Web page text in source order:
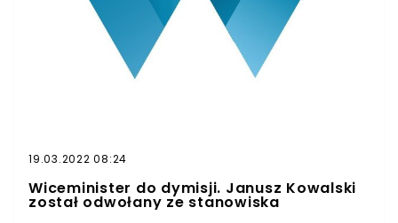
19.03.2022 08:24
Wiceminister do dymisji. Janusz Kowalski
został odwołany ze stanowiska